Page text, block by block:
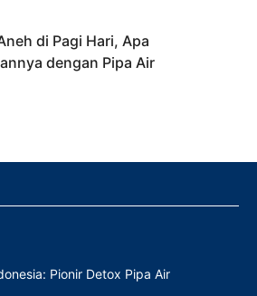
di Pagi Hari, Apa
dengan Pipa Air
Pionir Detox Pipa Air